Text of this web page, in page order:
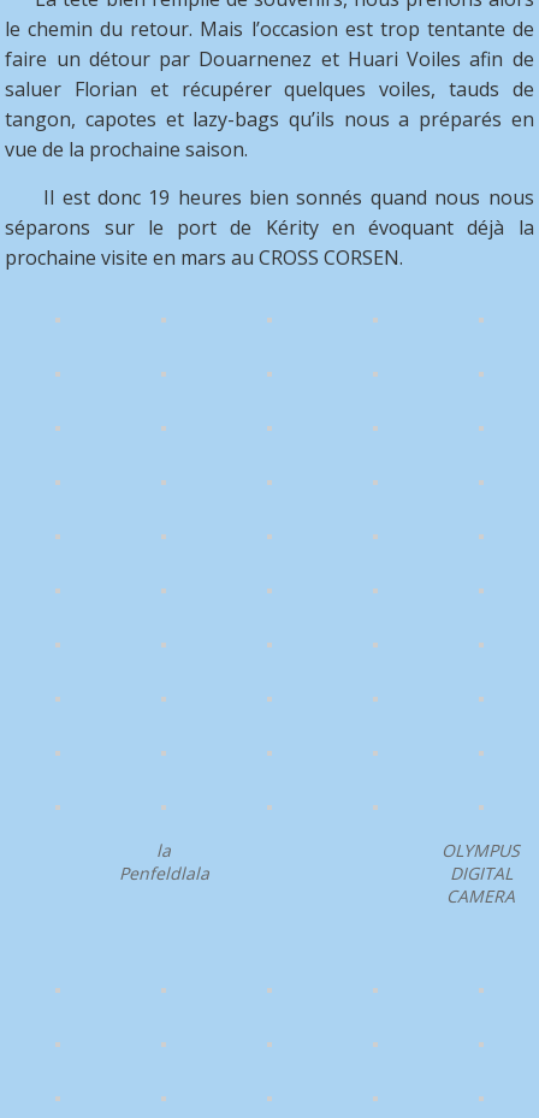
le chemin du retour. Mais l’occasion est trop tentante de
faire un détour par Douarnenez et Huari Voiles afin de
saluer Florian et récupérer quelques voiles, tauds de
tangon, capotes et lazy-bags qu’ils nous a préparés en
vue de la prochaine saison.
Il est donc 19 heures bien sonnés quand nous nous
séparons sur le port de Kérity en évoquant déjà la
prochaine visite en mars au CROSS CORSEN.
la
Penfeldlala
OLYMPUS
DIGITAL
CAMERA